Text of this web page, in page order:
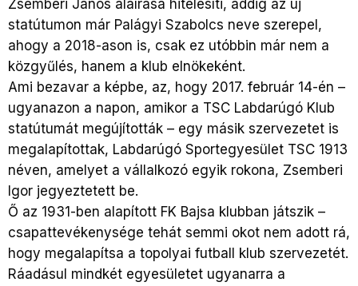
Zsemberi János aláírása hitelesíti, addig az új
statútumon már Palágyi Szabolcs neve szerepel,
ahogy a 2018-ason is, csak ez utóbbin már nem a
közgyűlés, hanem a klub elnökeként.
Ami bezavar a képbe, az, hogy 2017. február 14-én –
ugyanazon a napon, amikor a TSC Labdarúgó Klub
statútumát megújították – egy másik szervezetet is
megalapítottak, Labdarúgó Sportegyesület TSC 1913
néven, amelyet a vállalkozó egyik rokona, Zsemberi
Igor jegyeztetett be.
Ő az 1931-ben alapított FK Bajsa klubban játszik –
csapattevékenysége tehát semmi okot nem adott rá,
hogy megalapítsa a topolyai futball klub szervezetét.
Ráadásul mindkét egyesületet ugyanarra a